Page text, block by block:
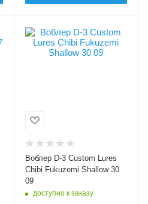
Цвет приманки
09
кренк
30
Вес приманки, гр
2.9
Плавучесть
Воблер D-3 Custom Lures
Chibi Fukuzemi Shallow 30
09
доступно к заказу